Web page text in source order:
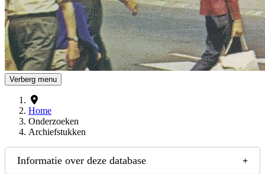
Verberg menu
Home
Onderzoeken
Archiefstukken
Informatie over deze database